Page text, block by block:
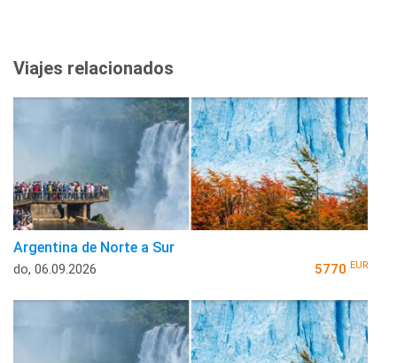
Viajes relacionados
Argentina de Norte a Sur
do, 06.09.2026 5770 EUR